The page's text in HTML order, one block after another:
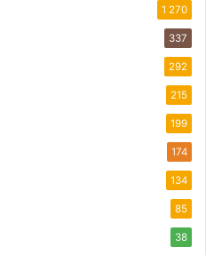
1 270
337
292
215
199
174
134
85
38